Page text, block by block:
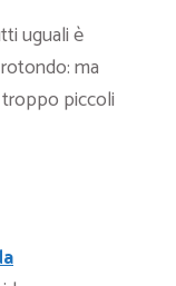
uguali è
ma
piccoli